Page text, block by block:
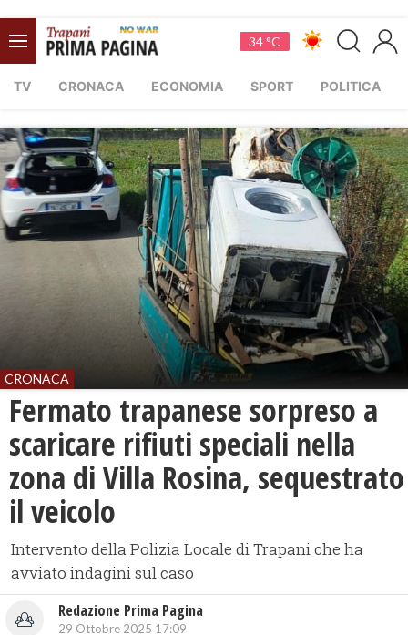
34 °C
TV CRONACA ECONOMIA SPORT POLITICA
CRONACA
​Fermato trapanese sorpreso a
scaricare rifiuti speciali nella
zona di Villa Rosina, sequestrato
il veicolo
Intervento della Polizia Locale di Trapani che ha
avviato indagini sul caso
Redazione Prima Pagina
29 Ottobre 2025 17:09